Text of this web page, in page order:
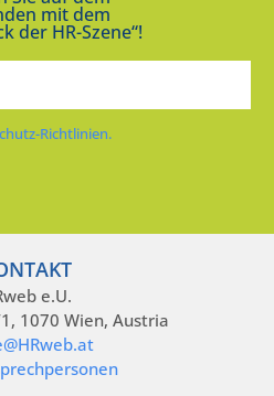
mit dem
der HR-Szene“!
Richtlinien.
e.U.
1070 Wien, Austria